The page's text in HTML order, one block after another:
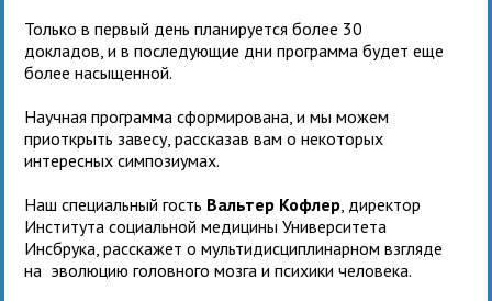
Только в первый день планируется более 30
докладов, и в последующие дни программа будет еще
более насыщенной.
Научная программа сформирована, и мы можем
приоткрыть завесу, рассказав вам о некоторых
интересных симпозиумах.
Наш специальный гость Вальтер Кофлер , директор
Института социальной медицины Университета
Инсбрука, расскажет о мультидисциплинарном взгляде
на эволюцию головного мозга и психики человека.